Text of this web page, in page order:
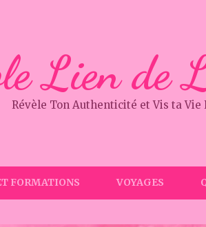
Lien de
Révèle Ton Authenticité et Vis ta Vie
FORMATIONS VOYAGES